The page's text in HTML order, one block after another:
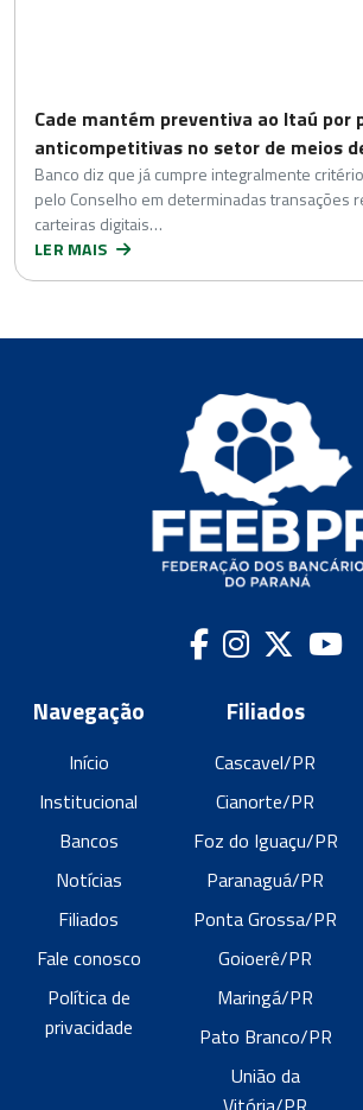
Cade mantém preventiva ao Itaú por
anticompetitivas no setor de meios
Banco diz que já cumpre integralmente
pelo Conselho em determinadas transações
carteiras digitais…
LER MAIS
Navegação
Início
Institucional
Bancos
Notícias
Filiados
Fale conosco
Política de
privacidade
Filiados
Cascavel/PR
Cianorte/PR
Foz do Iguaçu/PR
Paranaguá/PR
Ponta Grossa/PR
Goioerê/PR
Maringá/PR
Pato Branco/PR
União da